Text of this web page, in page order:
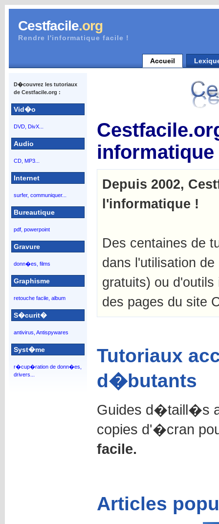
Cestfacile.org
Rendre l'informatique facile !
Accueil
D�couvrez les tutoriaux
de Cestfacile.org :
Vid�o
DVD, DivX...
Audio
CD, MP3...
Internet
surfer, communiquer...
Bureautique
pdf, powerpoint
Gravure
donn�es, films
Graphisme
retouche facile, album
S�curit�
antivirus, Antispywares
Syst�me
r�cup�ration de donn�es,
drivers...
informatique
Depuis 2002,
l'informatique !
Des centaines de
dans l'utilisation
gratuits) ou
des pages du site
Tutoriaux
d�butants
Guides d�taill�s
copies d'�cran
facile.
Articles